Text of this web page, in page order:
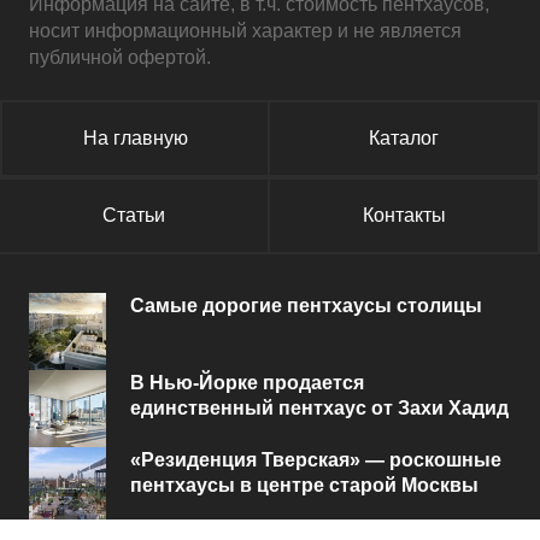
Информация на сайте, в т.ч. стоимость пентхаусов,
носит информационный характер и не является
публичной офертой.
На главную Каталог
Статьи Контакты
Самые дорогие пентхаусы столицы
В Нью-Йорке продается
единственный пентхаус от Захи Хадид
«Резиденция Тверская» — роскошные
пентхаусы в центре старой Москвы